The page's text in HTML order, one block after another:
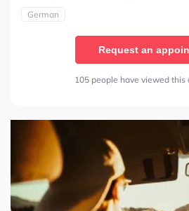
German
Request an
105 people have viewed this